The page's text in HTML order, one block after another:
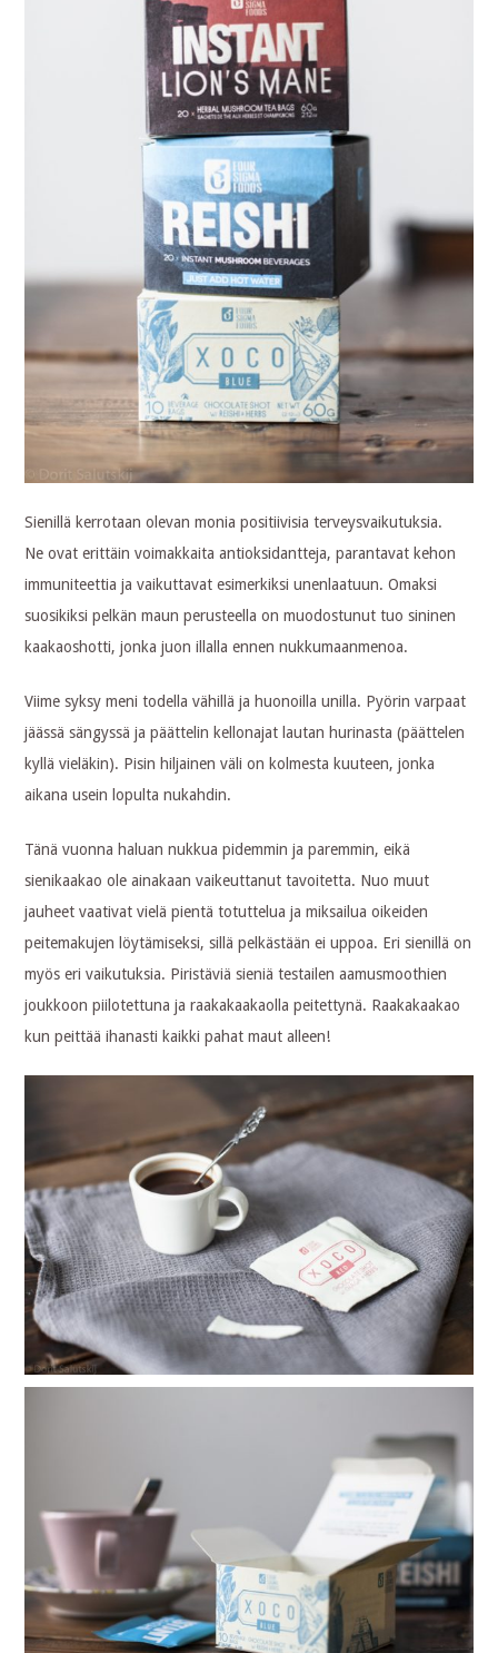
Sienillä kerrotaan olevan monia positiivisia terveysvaikutuksia.
Ne ovat erittäin voimakkaita antioksidantteja, parantavat kehon
immuniteettia ja vaikuttavat esimerkiksi unenlaatuun. Omaksi
suosikiksi pelkän maun perusteella on muodostunut tuo sininen
kaakaoshotti, jonka juon illalla ennen nukkumaanmenoa.
Viime syksy meni todella vähillä ja huonoilla unilla. Pyörin varpaat
jäässä sängyssä ja päättelin kellonajat lautan hurinasta (päättelen
kyllä vieläkin). Pisin hiljainen väli on kolmesta kuuteen, jonka
aikana usein lopulta nukahdin.
Tänä vuonna haluan nukkua pidemmin ja paremmin, eikä
sienikaakao ole ainakaan vaikeuttanut tavoitetta. Nuo muut
jauheet vaativat vielä pientä totuttelua ja miksailua oikeiden
peitemakujen löytämiseksi, sillä pelkästään ei uppoa. Eri sienillä on
myös eri vaikutuksia. Piristäviä sieniä testailen aamusmoothien
joukkoon piilotettuna ja raakakaakaolla peitettynä. Raakakaakao
kun peittää ihanasti kaikki pahat maut alleen!